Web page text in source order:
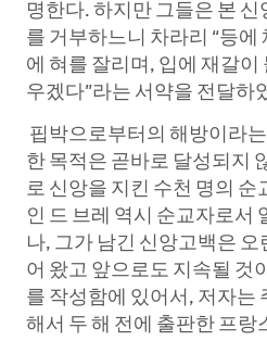
명한다. 하지만 그들은 본 신
를 거부하느니 차라리 “등에
에 혀를 잘리며, 입에 재갈이
우겠다”라는 서약을 전달하
핍박으로부터의 해방이라
한 목적은 곧바로 달성되지
로 신앙을 지킨 수천 명의 순
인 드 브레 역시 순교자로서
나, 그가 남긴 신앙고백은 오
어 왔고 앞으로도 지속될 것
를 작성함에 있어서, 저자는
해서 두 해 전에 출판한 프랑